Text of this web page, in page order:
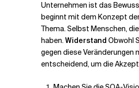
Unternehmen ist das
beginnt mit dem Konzept der
Thema. Selbst Menschen,
haben.Widerstand Obwohl
gegen diese Veränderungen
entscheidend, um die